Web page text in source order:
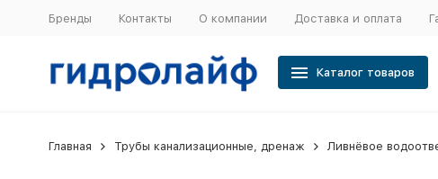
Бренды Контакты О компании Доставка и оплата
Каталог товаров
Главная Трубы канализационные, дренаж Ливнёвое